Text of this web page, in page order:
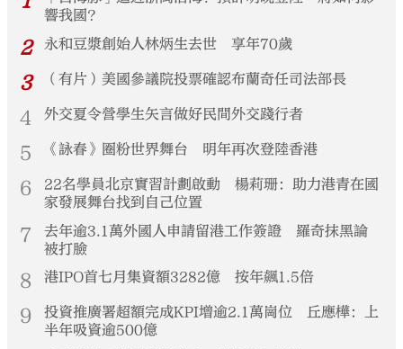
響我國？
2 永和豆漿創始人林炳生去世 享年70歲
3 （有片）美國參議院投票確認布蘭奇任司法部長
4 外交夏令營學生矢言做好民間外交踐行者
5 《詠春》圈粉世界舞台 明年再次登陸香港
6
22名學員北京實習計劃啟動 楊莉珊：助力港青在國
家發展舞台找到自己位置
7
去年逾3.1萬外國人申請留港工作簽證 羅奇抹黑論
被打臉
8 港IPO首七月集資額3282億 按年飆1.5倍
9
投資推廣署超額完成KPI增逾2.1萬崗位 丘應樺：上
半年吸資逾500億